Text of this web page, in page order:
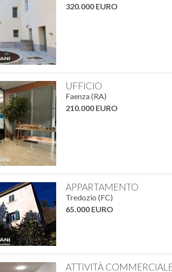
320.000 EURO
UFFICIO
Faenza (RA)
210.000 EURO
APPARTAMENTO
Tredozio (FC)
65.000 EURO
ATTIVITÀ